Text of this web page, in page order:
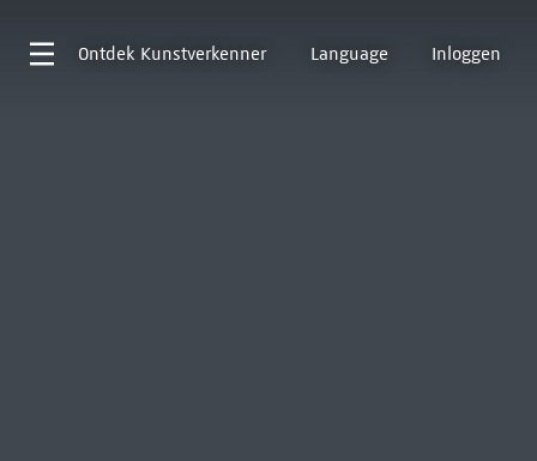
Ontdek Kunstverkenner Language Inloggen